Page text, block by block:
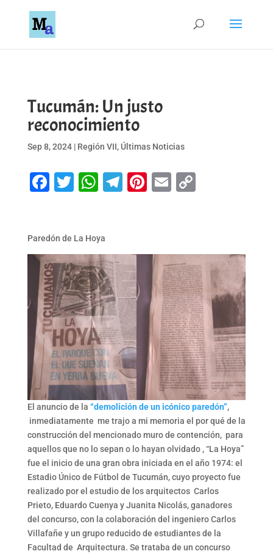
Tucumán: Un justo
reconocimiento
Sep 8, 2024| Región VII, Últimas Noticias
Facebook
Twitter
WhatsApp
Telegram
Pinterest
EmailCopy
Paredón de La Hoya
El anuncio de la “demolición de un icónico paredón”,
inmediatamente me trajo a mi memoria el por qué de la
construcción del mencionado muro de contención, para
aquellos que no lo sepan o lo hayan olvidado , “La Hoya”
fue el inicio de una gran obra iniciada en el año 1974: el
Estadio Único de Fútbol de Tucumán, cuyo proyecto fue
realizado por el estudio de los arquitectos Carlos
Prieto, Eduardo Cuenya y Juanita Nicolás, ganadores
del concurso, con la colaboración del ingeniero Carlos
Villafañe y un grupo reducido de estudiantes de la
Facultad de Arquitectura. Se trataba de un concurso